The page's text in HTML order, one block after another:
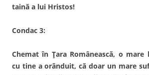
taină a lui Hristos!
Condac 3:
Chemat în Țara Românească, o mare
cu tine a orânduit, că doar un mare